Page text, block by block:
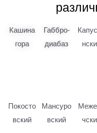
Кашина
гора
Габбро-
диабаз
Покосто
вский
Мансуро
вский